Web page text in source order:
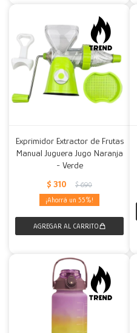
Exprimidor Extractor de Frutas
Manual Juguera Jugo Naranja
- Verde
$ 310 $ 690
55